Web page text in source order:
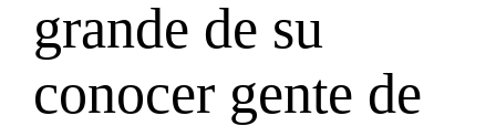
grande de su
conocer gente de